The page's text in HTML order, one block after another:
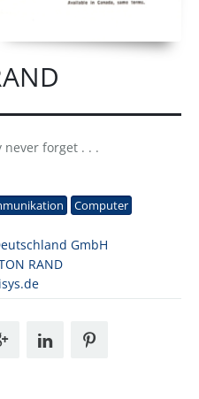
never forget . . .
Computer
GmbH
RAND